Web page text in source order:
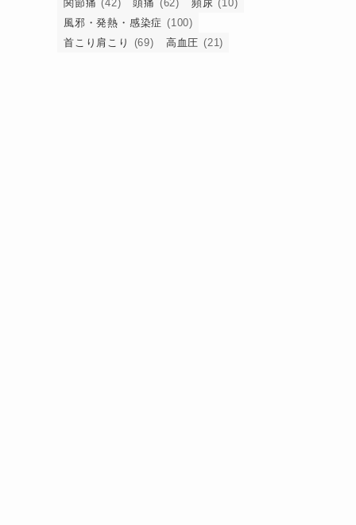
関節痛 (42) 頭痛 (62) 頻尿 (10)
風邪・発熱・感染症 (100)
首こり肩こり
(69) 高血圧 (21)